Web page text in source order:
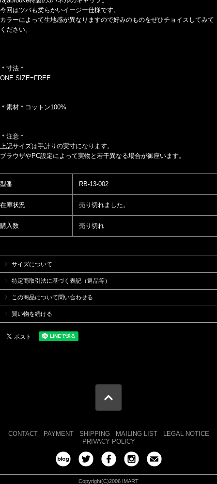
今回はツバも柔らかいイージー仕様です。
カラーによって生地感が異なりますので好みのものをぜひチョイスしてみて
ください。
＊寸法＊
ONE SIZE=FREE
＊素材＊コットン100%
＊注意＊
上記サイズは手計りの実寸になります。
ブラウザやPC設定によって実物と若干異なる場合が御座います。
型番 RB-13-002
在庫状況 売り切れました。
購入数 売り切れ
サイズについて
特定商取引法に基づく表記（返品等）
この商品について問い合わせる
買い物を続ける
CONTACT PAYMENT SHIPPING MAILING LIST
LEGAL NOTICE
PRIVACY POLICY
Copyright(C)2006 IMART